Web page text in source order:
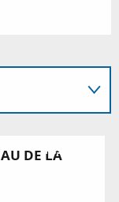
DE LARéservable